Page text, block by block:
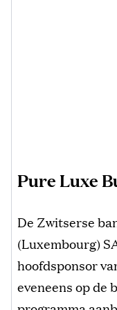
Pure Luxe
De Zwitserse
(Luxembourg)
hoofdsponsor
eveneens op de